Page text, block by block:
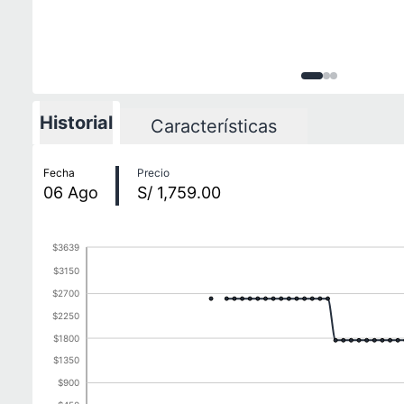
ImagenImagen
Imagen
Historial Características
Fecha
06 Ago
Precio
S/ 1,759.00
$900
$1350
$1800
$2250
$2700
$3150
$3639